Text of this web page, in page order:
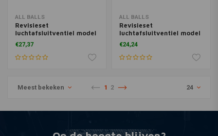
ALL BALLS
Revisieset
luchtafsluitventiel model
46-4034
€27,37
ALL BALLS
Revisieset
luchtafsluitventiel model
46-4022
€24,24
Meest bekeken 1 2 24